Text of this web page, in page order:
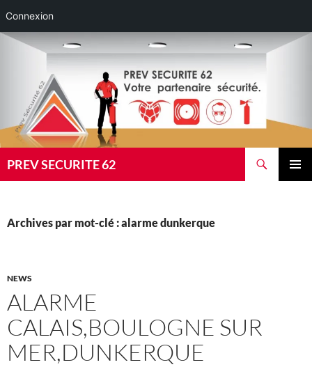
Connexion
Aller
PREV SECURITE 62
Archives par mot-clé : alarme dunkerque
NEWS
ALARME
CALAIS,BOULOGNE SUR
MER,DUNKERQUE